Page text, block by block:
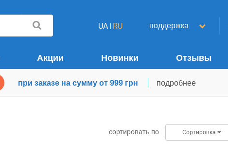
UA RU поддержка
Акции Новинки Отзывы
при заказе на сумму от 999 грн подробнее
сортировать по Сортировка